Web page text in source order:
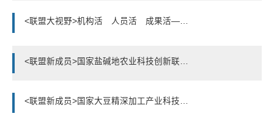
<联盟大视野>机构活 人员活 成果活——从一个“活”字看农业科技管理体制机制创新